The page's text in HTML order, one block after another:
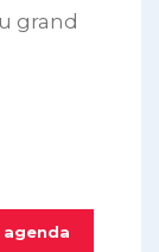
grand